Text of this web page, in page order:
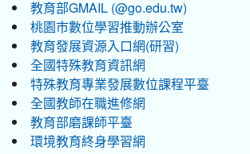
教育部GMAIL (@go.edu.tw)
桃園市數位學習推動辦公室
教育發展資源入口網(研習)
全國特殊教育資訊網
特殊教育專業發展數位課程平臺
全國教師在職進修網
教育部磨課師平臺
環境教育終身學習網